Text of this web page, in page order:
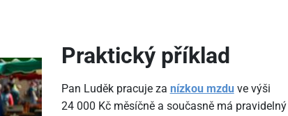
Praktický příklad
Pan Luděk pracuje za nízkou mzdu ve výši
24 000 Kč měsíčně a současně má pravidelný